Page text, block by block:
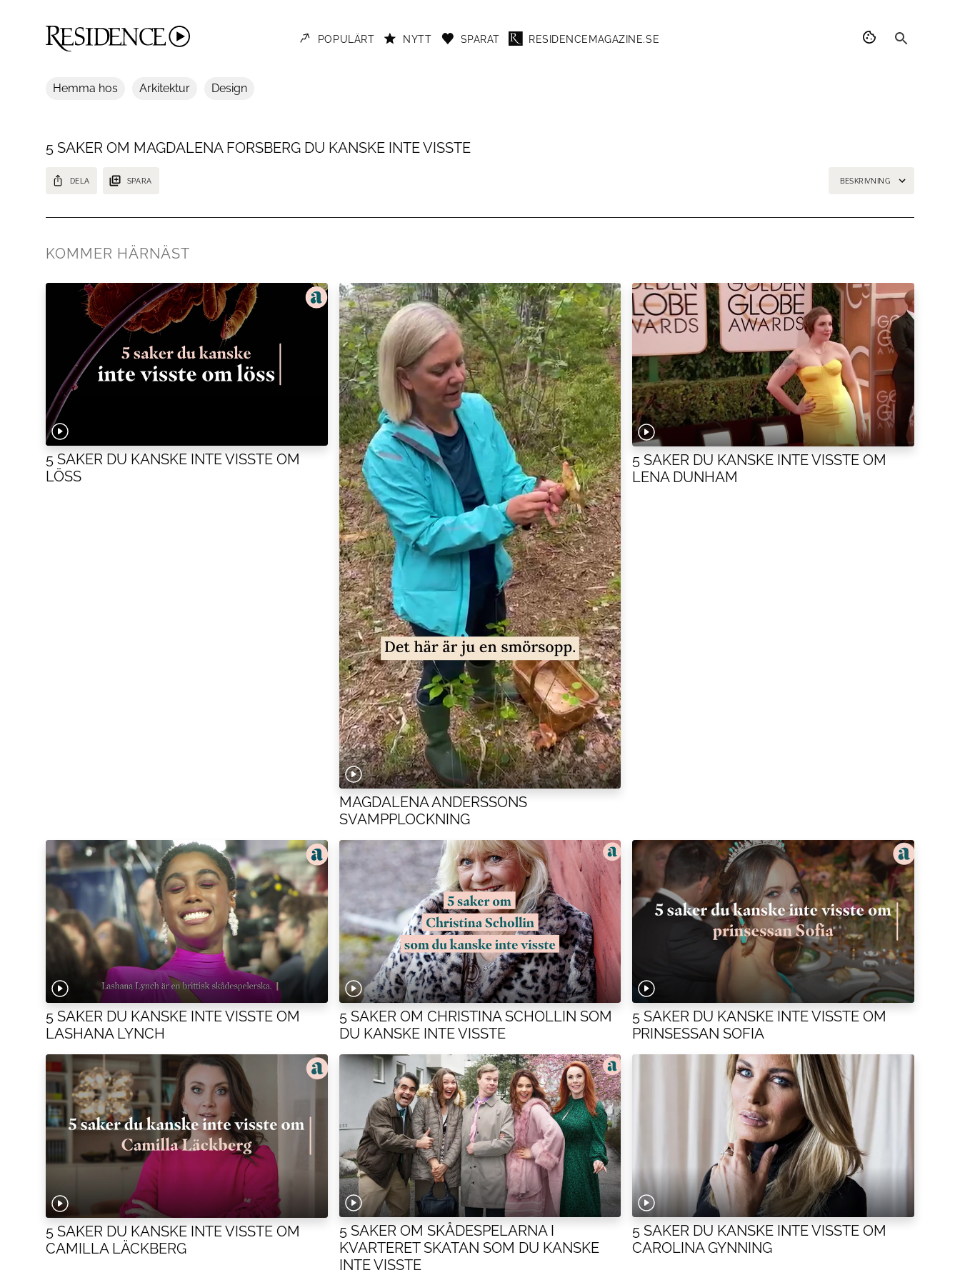
POPULÄRT NYTT SPARAT RESIDENCEMAGAZINE.SE
Hemma hos Arkitektur Design
5 SAKER OM MAGDALENA FORSBERG DU KANSKE INTE VISSTE
DELA SPARA BESKRIVNING
KOMMER HÄRNÄST
5 SAKER DU KANSKE INTE VISSTE OM
LÖSS
MAGDALENA ANDERSSONS
SVAMPPLOCKNING
5 SAKER DU KANSKE INTE VISSTE OM
LENA DUNHAM
5 SAKER DU KANSKE INTE VISSTE OM
LASHANA LYNCH
5 SAKER OM CHRISTINA SCHOLLIN SOM
DU KANSKE INTE VISSTE
5 SAKER DU KANSKE INTE VISSTE OM
PRINSESSAN SOFIA
5 SAKER DU KANSKE INTE VISSTE OM
CAMILLA LÄCKBERG
5 SAKER OM SKÅDESPELARNA I
KVARTERET SKATAN SOM DU KANSKE
INTE VISSTE
5 SAKER DU KANSKE INTE VISSTE OM
CAROLINA GYNNING